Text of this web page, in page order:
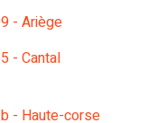
- Ariège
- Cantal
- Haute-corse